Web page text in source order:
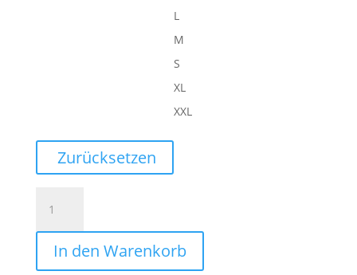
L
M
S
XL
XXL
Zurücksetzen
FLEECE
JACKET
MengeIn den Warenkorb